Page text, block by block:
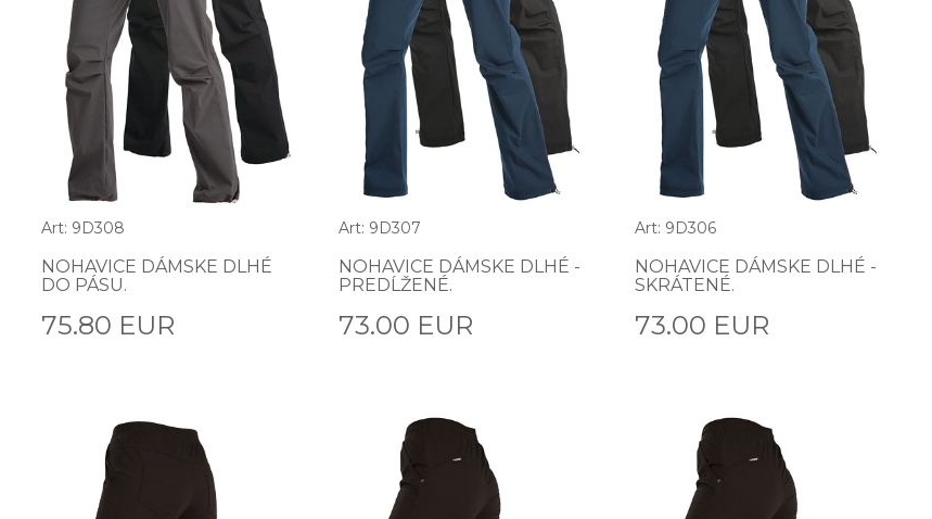
Art: 9D308
NOHAVICE DÁMSKE DLHÉ
DO PÁSU.
75.80 EUR
Art: 9D307
NOHAVICE DÁMSKE DLHÉ -
PREDĹŽENÉ.
73.00 EUR
Art: 9D306
NOHAVICE DÁMSKE DLHÉ -
SKRÁTENÉ.
73.00 EUR